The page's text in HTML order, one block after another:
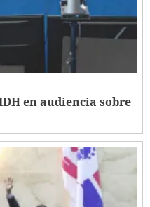
en audiencia sobre